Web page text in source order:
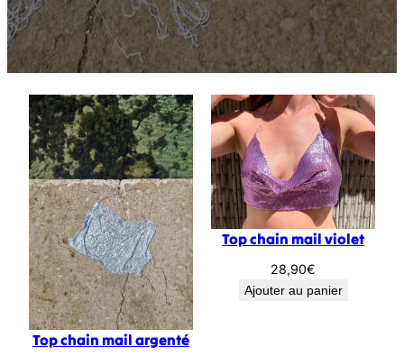
Top chain mail argenté
Top chain mail violet
28,90€
Ajouter au panier